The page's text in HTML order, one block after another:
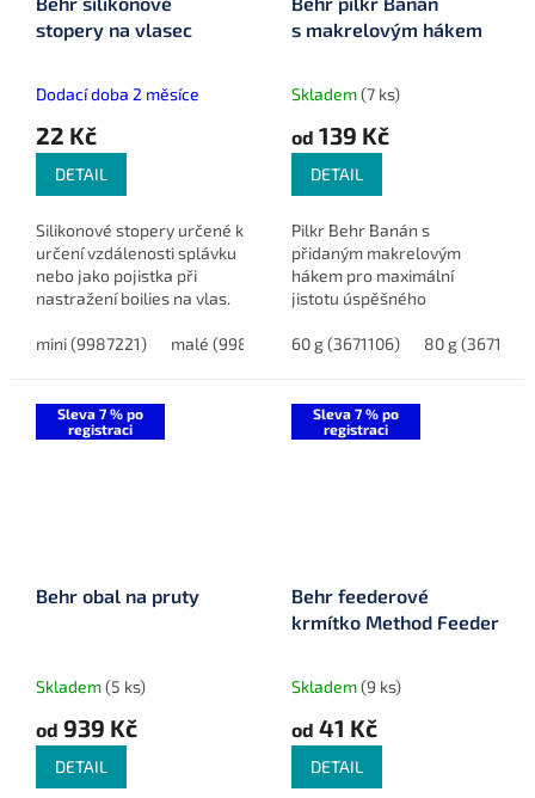
stopery na vlasec
Dodací doba 2 měsíce
22 Kč
DETAIL
Silikonové stopery určené k
určení vzdálenosti splávku
nebo jako pojistka při
nastražení boilies na vlas.
pro různé potřeby.
mini (9987221) malé (9987222) střední (9987223) velké
s makrelovým hákem
Skladem(7 ks)
od 139 Kč
DETAIL
Pilkr Behr Banán s
přidaným makrelovým
hákem pro maximální
jistotu úspěšného
60 g (3671106)
80 g (3671108)
Sleva 7 % po
registraci
Behr obal na pruty
Skladem(5 ks)
od 939 Kč
DETAIL
Sleva 7 % po
registraci
Behr feederové
krmítko Method Feeder
Skladem(9 ks)
od 41 Kč
DETAIL